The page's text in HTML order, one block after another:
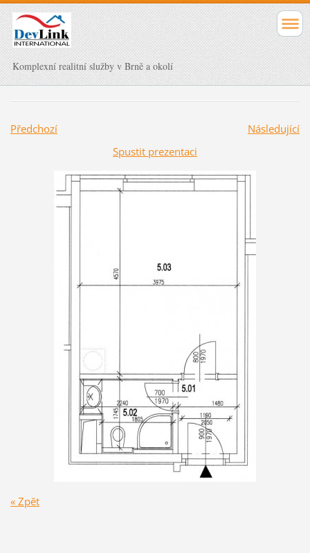
Komplexní realitní služby v Brně a okolí
Předchozí
Následující
Spustit prezentaci
« Zpět